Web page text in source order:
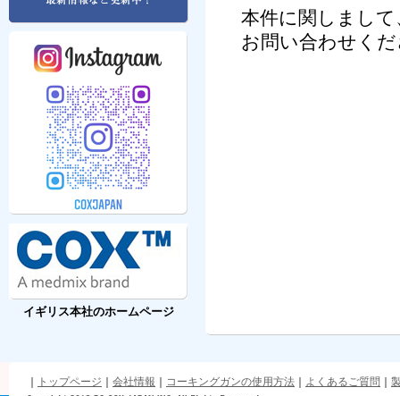
イギリス本社のホームページ
本件に関しまし
お問い合わせく
トップページ 会社情報 コーキングガンの使用方法 よくあるご質問